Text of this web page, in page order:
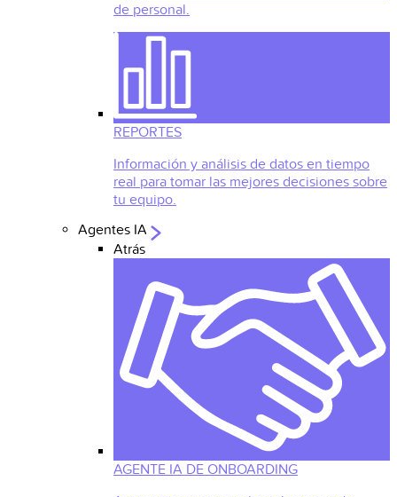
de personal.
REPORTES
Información y análisis de datos en tiempo
real para tomar las mejores decisiones sobre
tu equipo.
Agentes IA
Atrás
AGENTE IA DE ONBOARDING